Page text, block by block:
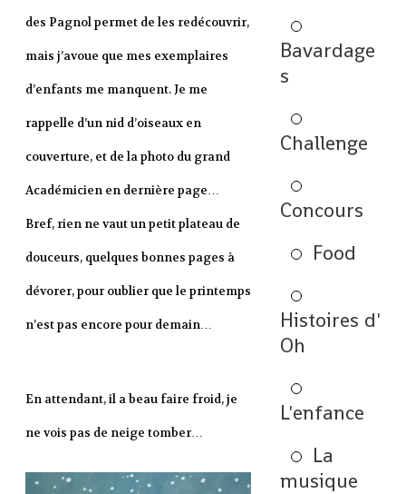
des Pagnol permet de les redécouvrir,
mais j’avoue que mes exemplaires
d’enfants me manquent. Je me
rappelle d’un nid d’oiseaux en
couverture, et de la photo du grand
Académicien en dernière page…
Bref, rien ne vaut un petit plateau de
douceurs, quelques bonnes pages à
dévorer, pour oublier que le printemps
n’est pas encore pour demain…
En attendant, il a beau faire froid, je
ne vois pas de neige tomber…
Bavardage
s
Challenge
Concours
Food
Histoires d'
Oh
L'enfance
La
musique